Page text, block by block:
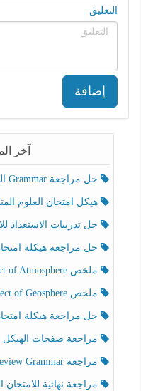
التعليق
إضافة
آخر
حل مراجعة Grammar اللغة الإنجليزية الصف الخامس الفصل الثالث
هيكل امتحان العلوم المتكاملة
حل تدريبات الاستعداد للاختبار
حل مراجعة هيكلة امتحان العلوم
ملخص Effect of Atmosphere حسب الهيكل الوزاري العلوم المتكاملة الصف الخامس انسبير الفصل الثالث
ملخص Effect of Geosphere حسب الهيكل الوزاري العلوم المتكاملة الصف الخامس انسبير الفصل الثالث
حل مراجعة هيكلة امتحان
مراجعة صفحات الهيكل العلوم
مراجعة Review Grammar حسب الهيكل اللغة الإنجليزية الصف الخامس الفصل الثالث
مراجعة نهائية للامتحان